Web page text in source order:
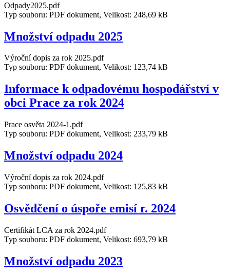
Odpady2025.pdf
Typ souboru: PDF dokument, Velikost: 248,69 kB
Množství odpadu 2025
Výroční dopis za rok 2025.pdf
Typ souboru: PDF dokument, Velikost: 123,74 kB
Informace k odpadovému hospodářství v
obci Prace za rok 2024
Prace osvěta 2024-1.pdf
Typ souboru: PDF dokument, Velikost: 233,79 kB
Množství odpadu 2024
Výroční dopis za rok 2024.pdf
Typ souboru: PDF dokument, Velikost: 125,83 kB
Osvědčení o úspoře emisí r. 2024
Certifikát LCA za rok 2024.pdf
Typ souboru: PDF dokument, Velikost: 693,79 kB
Množství odpadu 2023